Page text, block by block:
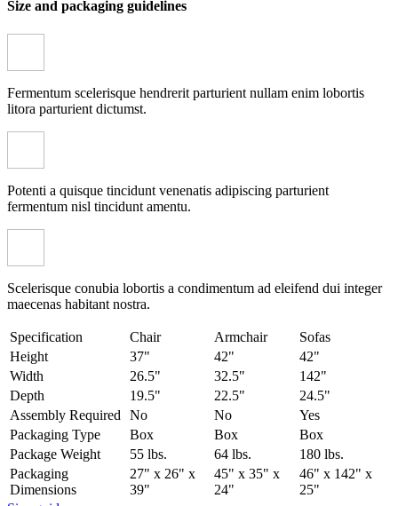
-
Clear
500g
Size and packaging guidelines
Fermentum scelerisque hendrerit parturient nullam enim lobortis
litora parturient dictumst.
Potenti a quisque tincidunt venenatis adipiscing parturient
fermentum nisl tincidunt amentu.
Scelerisque conubia lobortis a condimentum ad eleifend dui integer
maecenas habitant nostra.
Specification Chair Armchair
Sofas
Height
37" 42"
42"
Width
26.5" 32.5"
142"
Depth
19.5" 22.5"
24.5"
Assembly Required
No No
Yes
Packaging Type
Box Box
Box
Package Weight
55 lbs. 64 lbs.
180 lbs.
Packaging
Dimensions
27" x 26" x
39"
45" x 35" x
24"
46" x 142" x
25"